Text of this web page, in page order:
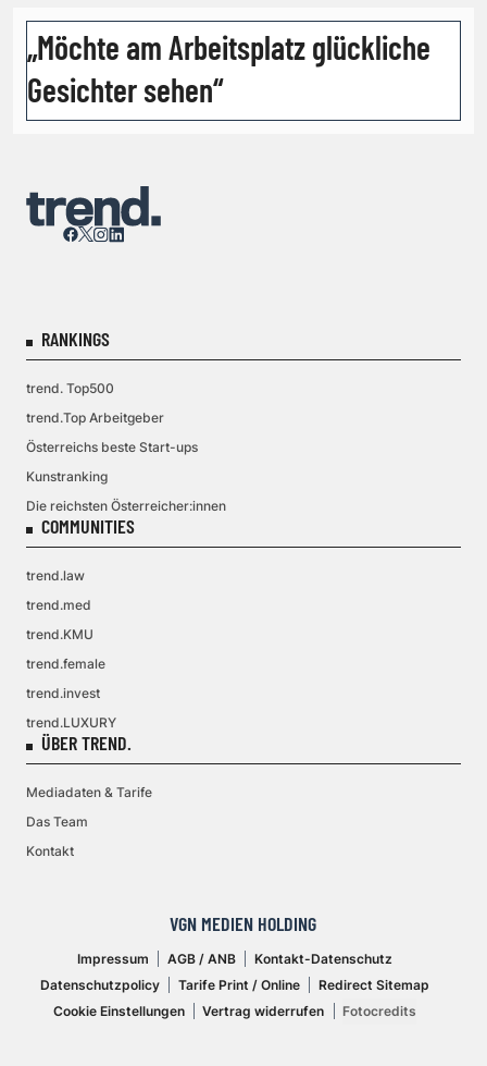
„Möchte am Arbeitsplatz glückliche
Gesichter sehen“
RANKINGS
trend. Top500
trend.Top Arbeitgeber
Österreichs beste Start-ups
Kunstranking
Die reichsten Österreicher:innen
COMMUNITIES
trend.law
trend.med
trend.KMU
trend.female
trend.invest
trend.LUXURY
ÜBER TREND.
Mediadaten & Tarife
Das Team
Kontakt
VGN MEDIEN HOLDING
Impressum AGB / ANB
Kontakt-Datenschutz
Datenschutzpolicy
Tarife Print / Online
Redirect Sitemap
Cookie Einstellungen
Vertrag widerrufen Fotocredits